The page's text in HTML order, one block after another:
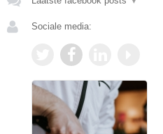
Sociale media: